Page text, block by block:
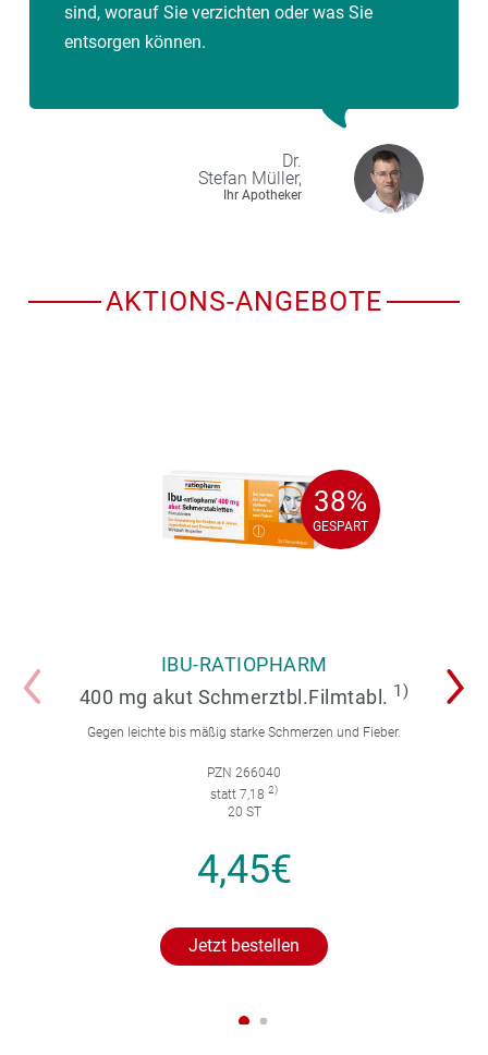
sind, worauf Sie verzichten oder was Sie
entsorgen können.
Dr.
Stefan Müller,
Ihr Apotheker
AKTIONS-ANGEBOTE
38%
GESPART
38%
GESPART
IBU-RATIOPHARM
400 mg akut Schmerztbl.Filmtabl. 1)
Gegen leichte bis mäßig starke Schmerzen und Fieber.
PZN 266040
statt 7,18 2)
20 ST
4,45€
Jetzt bestellen